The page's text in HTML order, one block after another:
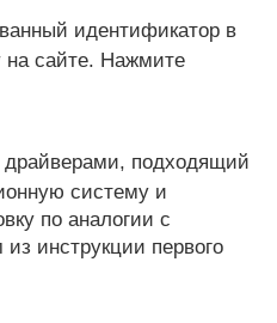
идентификатор в
на сайте. Нажмите
драйверами, подходящий
систему и
по аналогии с
инструкции первого